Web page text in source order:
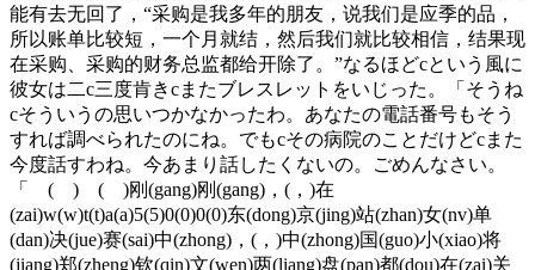
能有去无回了，“采购是我多年的朋友，说我们是应季的品，
所以账单比较短，一个月就结，然后我们就比较相信，结果现
在采购、采购的财务总监都给开除了。”なるほどcという風に
彼女は二c三度肯きcまたブレスレットをいじった。「そうね
cそういうの思いつかなかったわ。あなたの電話番号もそう
すれば調べられたのにね。でもcその病院のことだけどcまた
今度話すわね。今あまり話したくないの。ごめんなさい。
「 ( ) ( )刚(gang)刚(gang)，(，)在
(zai)w(w)t(t)a(a)5(5)0(0)0(0)东(dong)京(jing)站(zhan)女(nv)单
(dan)决(jue)赛(sai)中(zhong)，(，)中(zhong)国(guo)小(xiao)将
(jiang)郑(zheng)钦(qin)文(wen)两(liang)盘(pan)都(dou)在(zai)关